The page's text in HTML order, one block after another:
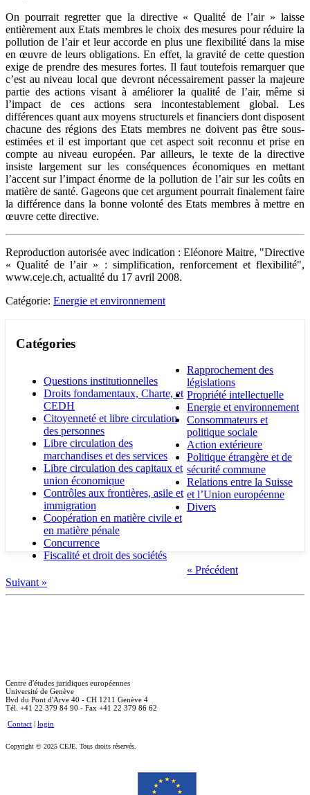
On pourrait regretter que la directive « Qualité de l’air » laisse
entièrement aux Etats membres le choix des mesures pour réduire la
pollution de l’air et leur accorde en plus une flexibilité dans la mise
en œuvre de leurs obligations. En effet, la gravité de cette question
exige de prendre des mesures fortes. Il faut toutefois remarquer que
c’est au niveau local que devront nécessairement passer la majeure
partie des actions visant à améliorer la qualité de l’air, même si
l’impact de ces actions sera incontestablement global. Les
différences quant aux moyens structurels et financiers dont disposent
chacune des régions des Etats membres ne doivent pas être sous-
estimées et il est important que cet aspect soit reconnu et prise en
compte au niveau européen. Par ailleurs, le texte de la directive
insiste largement sur les conséquences économiques en mettant
l’accent sur l’impact énorme de la pollution de l’air sur les coûts en
matière de santé. Gageons que cet argument pourrait finalement faire
la différence dans la bonne volonté des Etats membres à mettre en
œuvre cette directive.
Reproduction autorisée avec indication : Eléonore Maitre, "Directive
« Qualité de l’air » : simplification, renforcement et flexibilité",
www.ceje.ch, actualité du 17 avril 2008.
Catégorie: Energie et environnement
Catégories
Questions institutionnelles
Droits fondamentaux, Charte, et
CEDH
Citoyenneté et libre circulation
des personnes
Libre circulation des
marchandises et des services
Libre circulation des capitaux et
union économique
Contrôles aux frontières, asile et
immigration
Coopération en matière civile et
en matière pénale
Concurrence
Fiscalité et droit des sociétés
Rapprochement des
législations
Propriété intellectuelle
Energie et environnement
Consommateurs et
politique sociale
Action extérieure
Politique étrangère et de
sécurité commune
Relations entre la Suisse
et l’Union européenne
Divers
« Précédent
Suivant »
Centre d'études juridiques européennes
Université de Genève
Bvd du Pont d'Arve 40 - CH 1211 Genève 4
Tél. +41 22 379 84 90 - Fax +41 22 379 86 62
Contact
login
Copyright © 2025 CEJE. Tous droits réservés.